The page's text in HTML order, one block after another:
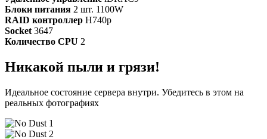
Блоки питания 2 шт. 1100W
RAID контроллер H740p
Socket 3647
Количество CPU 2
Никакой пыли и грязи!
Идеальное состояние сервера внутри. Убедитесь в этом на
реальных фотографиях